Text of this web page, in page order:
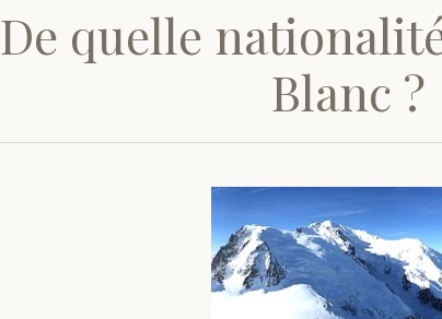
De quelle
Blanc ?